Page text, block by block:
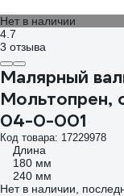
Нет в наличии
4.7
3 отзыва
Малярный
Мольтопрен,
04-0-001
Код товара: 17229978
Длина
180 мм
240 мм
Нет в наличии,